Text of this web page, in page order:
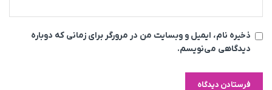
ذخیره نام، ایمیل و وبسایت من در مرورگر برای زمانی که دوباره
دیدگاهی می‌نویسم.